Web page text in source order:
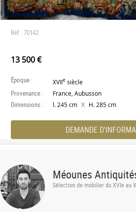
Réf : 70142
13 500 €
Époque : XVIIe siècle
Provenance : France, Aubusson
Dimensions : l. 245 cm X H. 285 cm
DEMANDE
Méounes
Sélection de mobilier du XVIe au